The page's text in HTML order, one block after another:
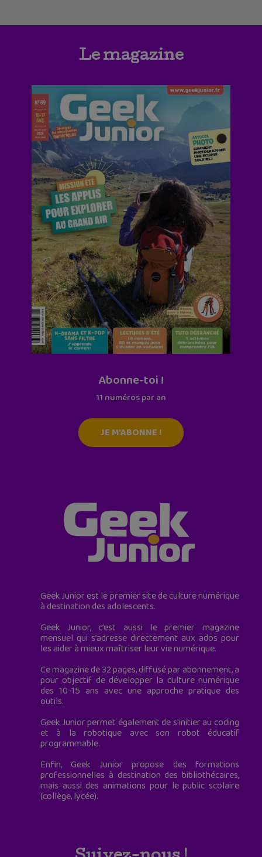
Le magazine
Abonne-toi !
11 numéros par an
JE M'ABONNE !
Geek Junior est le premier site de culture numérique
à destination des adolescents.
Geek Junior, c’est aussi le premier magazine
mensuel qui s’adresse directement aux ados pour
les aider à mieux maîtriser leur vie numérique.
Ce magazine de 32 pages, diffusé par abonnement, a
pour objectif de développer la culture numérique
des 10-15 ans avec une approche pratique des
outils.
Geek Junior permet également de s'initier au coding
et à la robotique avec son robot éducatif
programmable.
Enfin, Geek Junior propose des formations
professionnelles à destination des bibliothécaires,
mais aussi des animations pour le public scolaire
(collège, lycée).